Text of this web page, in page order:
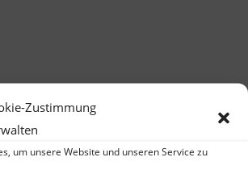
Zustimmung
um unsere Website und unseren Service zu